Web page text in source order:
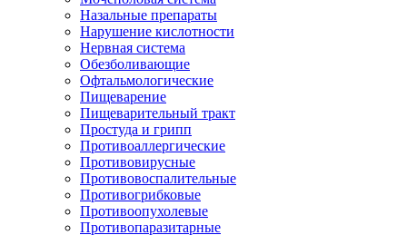
Назальные препараты
Нарушение кислотности
Нервная система
Обезболивающие
Офтальмологические
Пищеварение
Пищеварительный тракт
Простуда и грипп
Противоаллергические
Противовирусные
Противовоспалительные
Противогрибковые
Противоопухолевые
Противопаразитарные